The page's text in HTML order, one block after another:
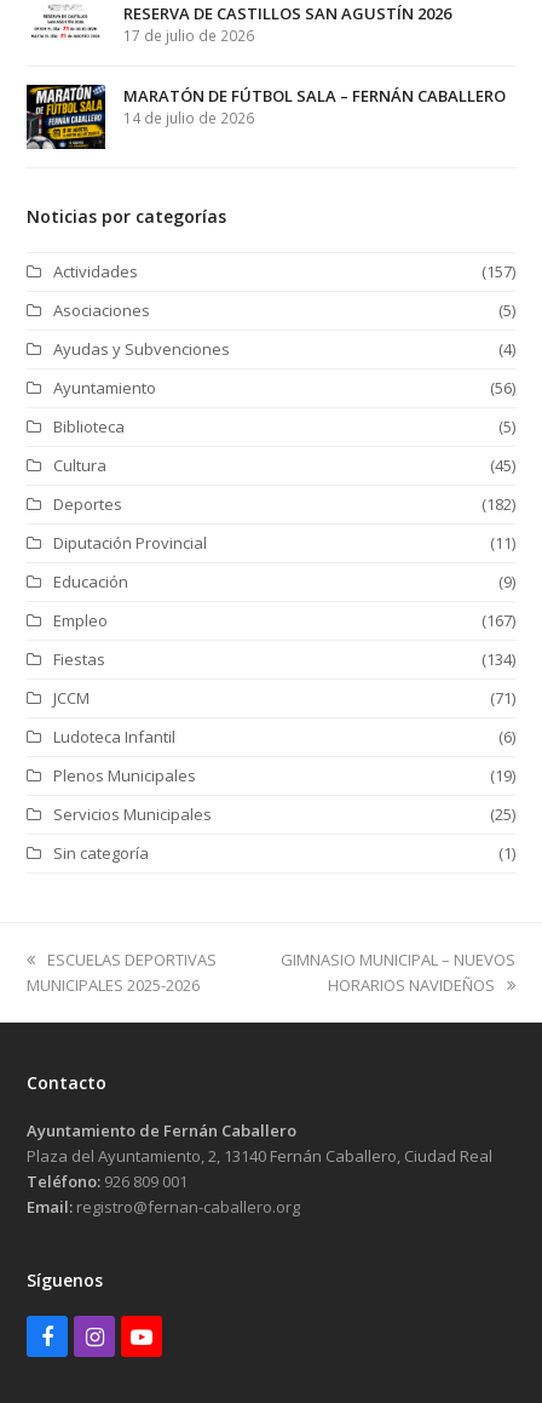
RESERVA DE CASTILLOS SAN AGUSTÍN 2026
17 de julio de 2026
MARATÓN DE FÚTBOL SALA – FERNÁN CABALLERO
14 de julio de 2026
Noticias por categorías
Actividades
(157)
Asociaciones
(5)
Ayudas y Subvenciones
(4)
Ayuntamiento
(56)
Biblioteca
(5)
Cultura
(45)
Deportes
(182)
Diputación Provincial
(11)
Educación
(9)
Empleo
(167)
Fiestas
(134)
JCCM
(71)
Ludoteca Infantil
(6)
Plenos Municipales
(19)
Servicios Municipales
(25)
Sin categoría
(1)
previous
post:
ESCUELAS DEPORTIVAS
MUNICIPALES 2025-2026
next
GIMNASIO MUNICIPAL – NUEVOS
HORARIOS NAVIDEÑOS
Contacto
Ayuntamiento de Fernán Caballero
Plaza del Ayuntamiento, 2, 13140 Fernán Caballero, Ciudad Real
Teléfono: 926 809 001
Email: registro@fernan-caballero.org
Síguenos
Facebook
Instagram
Youtube